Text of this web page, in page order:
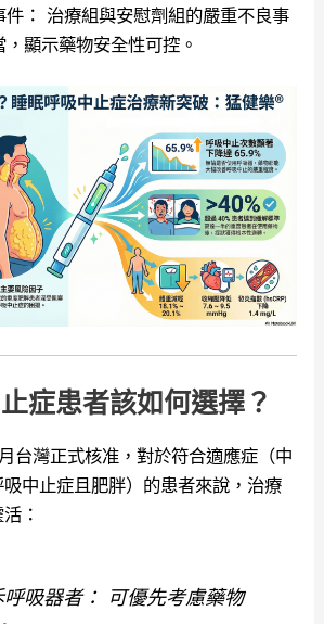
件： 治療組與安慰劑組的嚴重不良事
顯示藥物安全性可控。
症患者該如何選擇？
台灣正式核准，對於符合適應症（中
中止症且肥胖）的患者來說，治療
：
呼吸器者： 可優先考慮藥物